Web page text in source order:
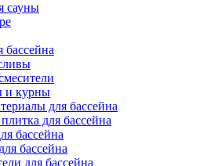
сауны
бассейна
и курны
для бассейна
для бассейна
бассейна
бассейна
для бассейна